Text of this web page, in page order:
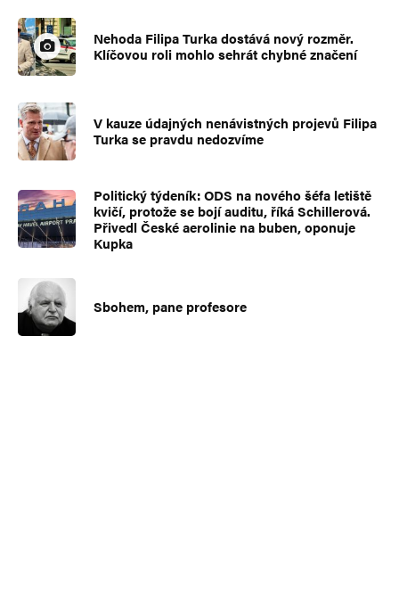
Nehoda Filipa Turka dostává nový rozměr.
Klíčovou roli mohlo sehrát chybné značení
V kauze údajných nenávistných projevů Filipa
Turka se pravdu nedozvíme
Politický týdeník: ODS na nového šéfa letiště
kvičí, protože se bojí auditu, říká Schillerová.
Přivedl České aerolinie na buben, oponuje
Kupka
Sbohem, pane profesore